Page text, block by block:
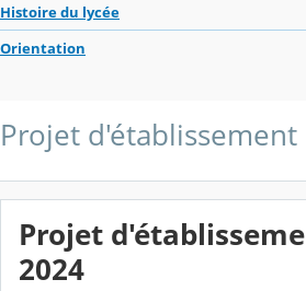
Histoire du lycée
Orientation
Projet d'établissement
Projet
2024